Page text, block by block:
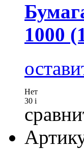
1000
Нет
30 i